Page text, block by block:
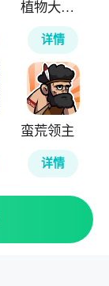
植物大战僵尸无尽版
详情
蛮荒领主
详情